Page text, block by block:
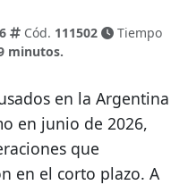
Cód. 111502
Tiempo
minutos.
en junio de 2026,
que
en el corto plazo. A